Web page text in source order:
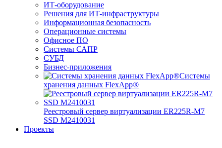
ИТ-оборудование
Решения для ИТ-инфраструктуры
Информационная безопасность
Операционные системы
Офисное ПО
Системы САПР
СУБД
Бизнес-приложения
Системы
хранения данных FlexApp®
Реестровый сервер виртуализации ER225R-M7
SSD М2410031
Проекты